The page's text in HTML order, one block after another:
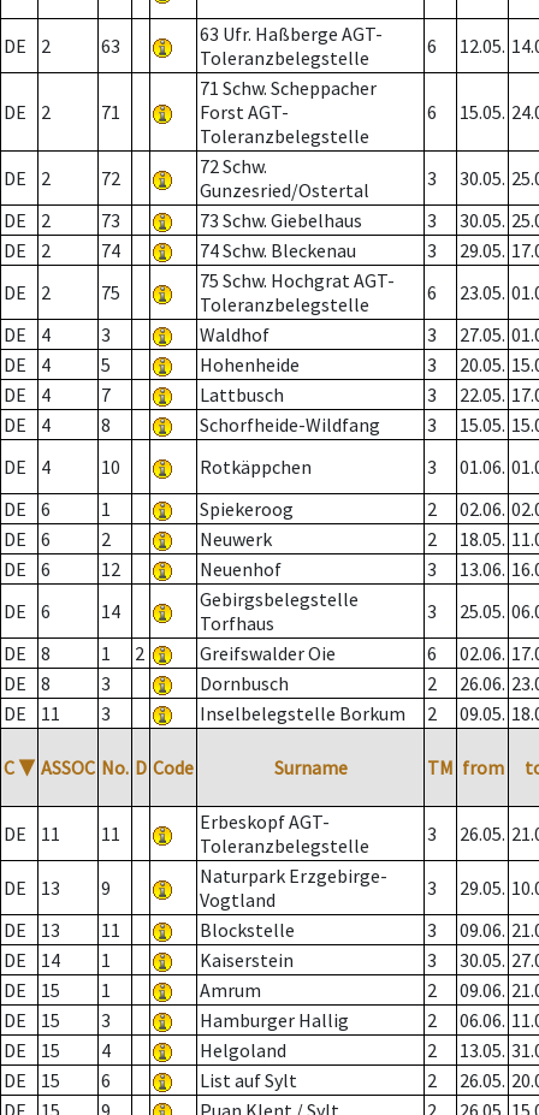
DE 2 63
63 Ufr. Haßberge AGT-
Toleranzbelegstelle
6 12.05.
DE 2 71
71 Schw. Scheppacher
Forst AGT-
Toleranzbelegstelle
6 15.05.
DE 2 72
72 Schw.
Gunzesried/Ostertal
3 30.05.
DE
2 73 73 Schw. Giebelhaus 3 30.05.
DE
2 74 74 Schw. Bleckenau 3 29.05.
DE
2 75
75 Schw. Hochgrat AGT-
Toleranzbelegstelle
6 23.05.
DE
4 3 Waldhof 3 27.05.
DE
4 5 Hohenheide 3 20.05.
DE
4 7 Lattbusch 3 22.05.
DE
4 8 Schorfheide-Wildfang 3 15.05.
DE
4 10 Rotkäppchen 3 01.06.
DE
6 1 Spiekeroog 2 02.06.
DE
6 2 Neuwerk 2 18.05.
DE
6 12 Neuenhof 3 13.06.
DE
6 14
Gebirgsbelegstelle
Torfhaus
3 25.05.
DE
8 1 2 Greifswalder Oie 6 02.06.
DE
8 3 Dornbusch 2 26.06.
DE
11 3 Inselbelegstelle Borkum 2 09.05.
C ▼ ASSOC No. D Code Surname TM from
DE 11 11
Erbeskopf AGT-
Toleranzbelegstelle
3 26.05.
DE 13 9
Naturpark Erzgebirge-
Vogtland
3 29.05.
DE
13 11 Blockstelle 3 09.06.
DE
14 1 Kaiserstein 3 30.05.
DE
15 1 Amrum 2 09.06.
DE
15 3 Hamburger Hallig 2 06.06.
DE
15 4 Helgoland 2 13.05.
DE
15 6 List auf Sylt 2 26.05.